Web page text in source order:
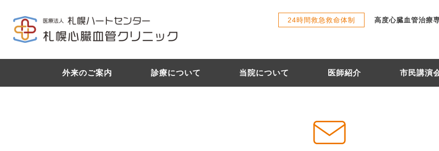
24時間救急救命体制 高度心臓血管治療
外来のご案内 診療について 当院について 医師紹介 市民講演